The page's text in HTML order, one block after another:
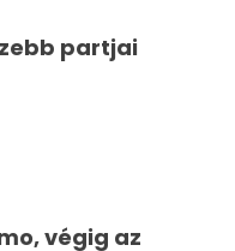
partjai
végig az